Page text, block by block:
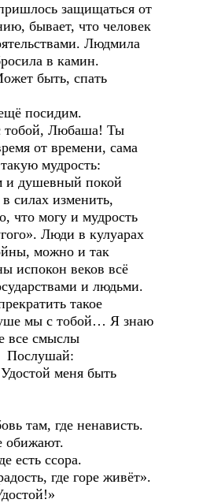
защищаться от
бывает, что человек
Людмила
в камин.
быть, спать
посидим.
тобой, Любаша! Ты
от времени, сама
мудрость:
и душевный покой
силах изменить,
что могу и мудрость
Люди в кулуарах
можно и так
испокон веков всё
и людьми.
такое
мы с тобой… Я знаю
все смыслы
меня быть
там, где ненависть.
обижают.
есть ссора.
где горе живёт».